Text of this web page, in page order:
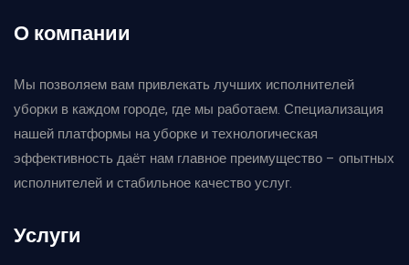
О компании
Мы позволяем вам привлекать лучших исполнителей
уборки в каждом городе, где мы работаем. Специализация
нашей платформы на уборке и технологическая
эффективность даёт нам главное преимущество – опытных
исполнителей и стабильное качество услуг.
Услуги